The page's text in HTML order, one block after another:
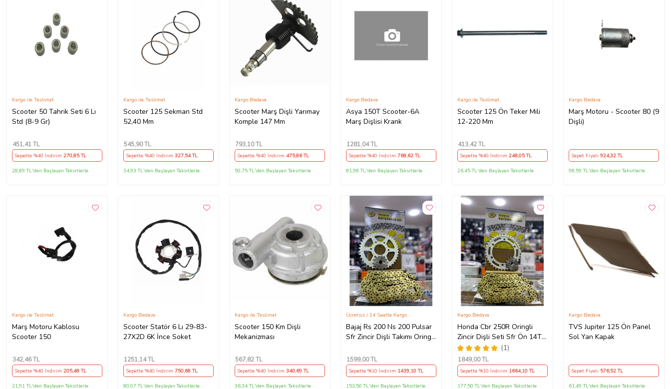
Scooter 50 Tahrik Seti 6 Lı
Std (8-9 Gr)
Kargo ile Teslimat
451,41 TL
Sepette %40 İndirim 270,85 TL
28,89 TL'den Başlayan Taksitlerle
Scooter 125 Sekman Std
52,40 Mm
Kargo ile Teslimat
545,90 TL
Sepette %40 İndirim 327,54 TL
34,93 TL'den Başlayan Taksitlerle
Scooter Marş Dişli Yarımay
Komple 147 Mm
Kargo Bedava
793,10 TL
Sepette %40 İndirim 475,86 TL
50,75 TL'den Başlayan Taksitlerle
Asya 150T Scooter-6A
Marş Dişlisi Krank
Kargo Bedava
1281,04 TL
Sepette %40 İndirim 768,62 TL
81,98 TL'den Başlayan Taksitlerle
Scooter 125 Ön Teker Mili
12-220 Mm
Kargo ile Teslimat
413,42 TL
Sepette %40 İndirim248,05 TL
26,45 TL'den Başlayan Taksitlerle
Marş Motoru - Scooter 80 (9
Dişli)
Kargo Bedava
Sepet Fiyatı924,32 TL
98,59 TL'den Başlayan Taksitlerle
Marş Motoru Kablosu
Scooter 150
Kargo ile Teslimat
342,46 TL
Sepette %40 İndirim 205,48 TL
21,91 TL'den Başlayan Taksitlerle
Scooter Statör 6 Lı 29-83-
27X2D 6K İnce Soket
Kargo Bedava
1251,14 TL
Sepette %40 İndirim 750,68 TL
80,07 TL'den Başlayan Taksitlerle
Scooter 150 Km Dişli
Mekanizması
Kargo ile Teslimat
567,82 TL
Sepette %40 İndirim 340,69 TL
36,34 TL'den Başlayan Taksitlerle
Bajaj Rs 200 Ns 200 Pulsar
Sfr Zincir Dişli Takımı Oringli
Bakla Supermto
Ücretsiz / 24 Saatte Kargo
1599,00 TL
Sepette %10 İndirim 1439,10 TL
153,50 TL'den Başlayan Taksitlerle
Honda Cbr 250R Oringli
Zincir Dişli Seti Sfr Ön 14T
Arka 38 T/120 Bakla 2011-
17 Arasmto
(1)
Kargo Bedava
1849,00 TL
Sepette %10 İndirim 1664,10 TL
177,50 TL'den Başlayan Taksitlerle
TVS Jupiter 125 Ön Panel
Sol Yan Kapak
Kargo Bedava
Sepet Fiyatı 576,52 TL
61,49 TL'den Başlayan Taksitlerle